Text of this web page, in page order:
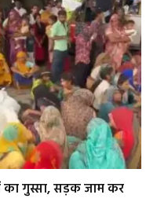
का गुस्सा, सड़क जाम कर